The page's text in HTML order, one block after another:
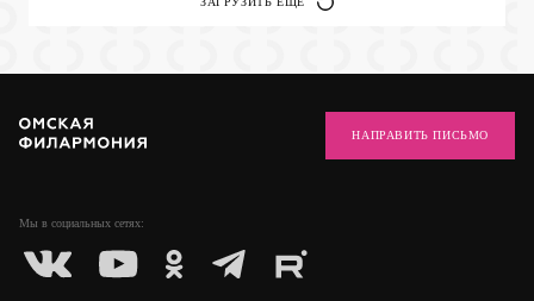
Мы в социальных сетях:
НАПРАВИТЬ ПИСЬМО